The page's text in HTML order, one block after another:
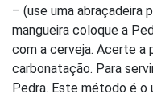
– (use uma abraçadeira
mangueira coloque a
com a cerveja. Acerte a
carbonatação. Para
Pedra. Este método é o